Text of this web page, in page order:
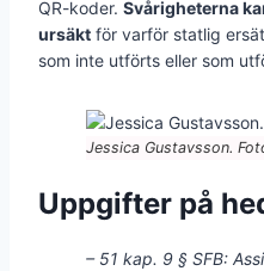
QR-koder. Svårigheterna
ursäkt för varför statlig
som inte utförts eller som
Jessica Gustavsson.
Uppgifter på
– 51 kap. 9 § SFB: